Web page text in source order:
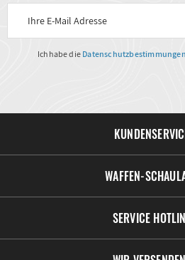
Ich habe die Datenschutzbestimmungen
WAFFEN-
SERVICE